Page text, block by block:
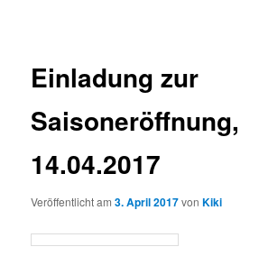
Einladung zur
Saisoneröffnung,
14.04.2017
Veröffentlicht am3. April 2017vonKiki